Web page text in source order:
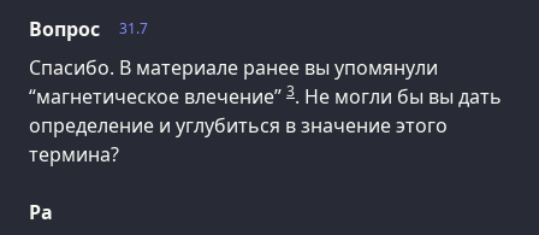
31.7
Вопрос
Спасибо. В материале ранее вы упомянули
“магнетическое влечение” 3. Не могли бы вы дать
определение и углубиться в значение этого
термина?
Ра